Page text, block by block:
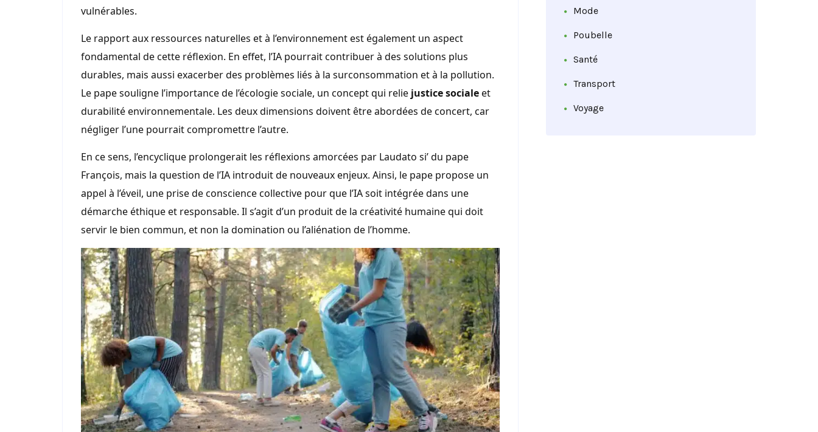
vulnérables.
Le rapport aux ressources naturelles et à l’environnement est également un aspect
fondamental de cette réflexion. En effet, l’IA pourrait contribuer à des solutions plus
durables, mais aussi exacerber des problèmes liés à la surconsommation et à la pollution.
Le pape souligne l’importance de l’écologie sociale, un concept qui relie justice socialeet
durabilité environnementale. Les deux dimensions doivent être abordées de concert, car
négliger l’une pourrait compromettre l’autre.
En ce sens, l’encyclique prolongerait les réflexions amorcées par Laudato si’ du pape
François, mais la question de l’IA introduit de nouveaux enjeux. Ainsi, le pape propose un
appel à l’éveil, une prise de conscience collective pour que l’IA soit intégrée dans une
démarche éthique et responsable. Il s’agit d’un produit de la créativité humaine qui doit
servir le bien commun, et non la domination ou l’aliénation de l’homme.
Mode
Poubelle
Santé
Transport
Voyage